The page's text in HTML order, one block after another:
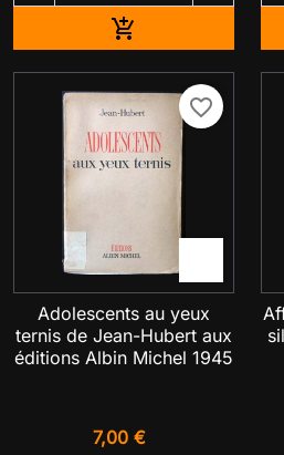

favorite_border
Adolescents au yeux
ternis de Jean-Hubert aux
éditions Albin Michel 1945
7,00 €